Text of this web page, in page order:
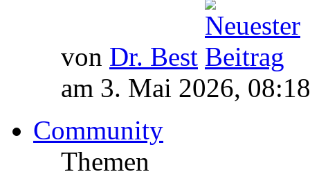
von Dr. Best
am 3. Mai 2026, 08:18
Community
Themen